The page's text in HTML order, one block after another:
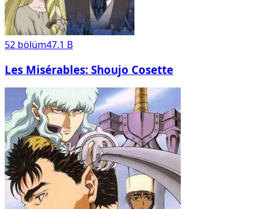
52 bölüm47.1 B
Les Misérables: Shoujo Cosette